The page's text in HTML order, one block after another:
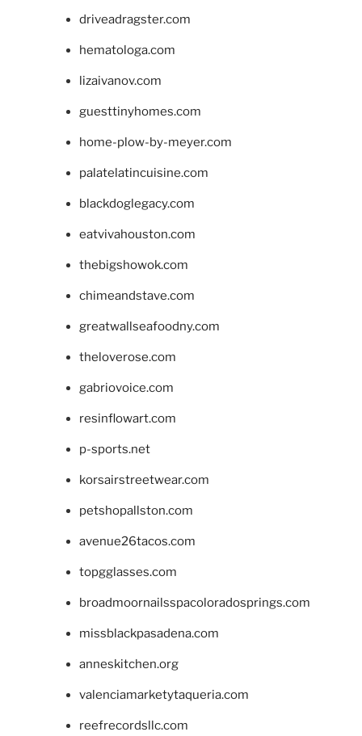
driveadragster.com
hematologa.com
lizaivanov.com
guesttinyhomes.com
home-plow-by-meyer.com
palatelatincuisine.com
blackdoglegacy.com
eatvivahouston.com
thebigshowok.com
chimeandstave.com
greatwallseafoodny.com
theloverose.com
gabriovoice.com
resinflowart.com
p-sports.net
korsairstreetwear.com
petshopallston.com
avenue26tacos.com
topgglasses.com
broadmoornailsspacoloradosprings.com
missblackpasadena.com
anneskitchen.org
valenciamarketytaqueria.com
reefrecordsllc.com